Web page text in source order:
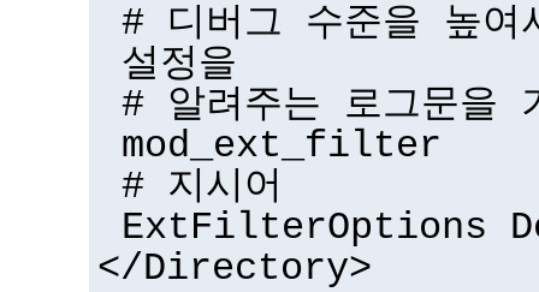
# 디버그 수준을 높여
설정을
# 알려주는 로그문을
mod_ext_filter
# 지시어
ExtFilterOptions
</Directory>